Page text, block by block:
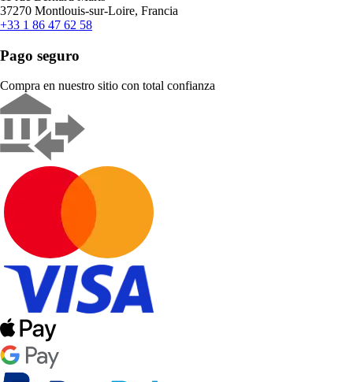
37270 Montlouis-sur-Loire, Francia
+33 1 86 47 62 58
Pago seguro
Compra en nuestro sitio con total confianza